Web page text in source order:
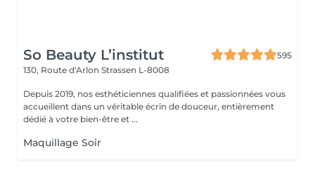
So Beauty L’institut
595
130, Route d'Arlon Strassen L-8008
Depuis 2019, nos esthéticiennes qualifiées et passionnées vous
accueillent dans un véritable écrin de douceur, entièrement
dédié à votre bien-être et ...
Maquillage Soir